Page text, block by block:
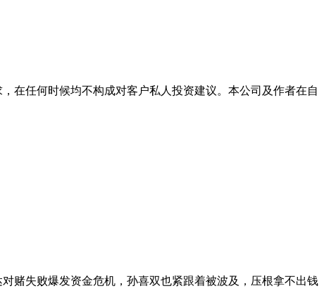
在任何时候均不构成对客户私人投资建议。本公司及作者在自
赌失败爆发资金危机，孙喜双也紧跟着被波及，压根拿不出钱